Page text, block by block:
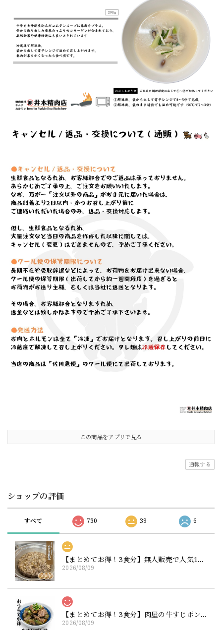
この商品をアプリで見る
通報する
ショップの評価
すべて 730 39 6
【まとめてお得！3食分】無人販売で人気1位！肉屋のホロホロ大根が入った牛すじ煮込み180g×3（ニクホル＆井本精肉のInstagramフォローお願いします）
2026/08/09
【まとめてお得！3食分】肉屋の牛すじポン酢 200g×3
2026/08/09